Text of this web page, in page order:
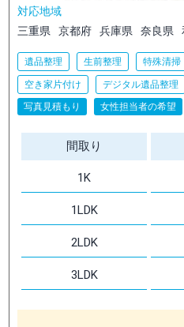
対応地域
三重県
京都府 兵庫県 奈良県
遺品整理 生前整理 特殊清掃
空き家片付け デジタル遺品整理
写真見積もり
女性担当者の希望
間取り
1K
1LDK
2LDK
3LDK